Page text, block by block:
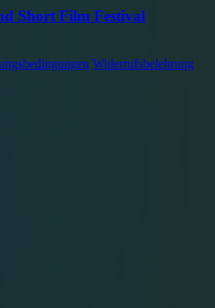
Short Film Festival
Widerrufsbelehrung